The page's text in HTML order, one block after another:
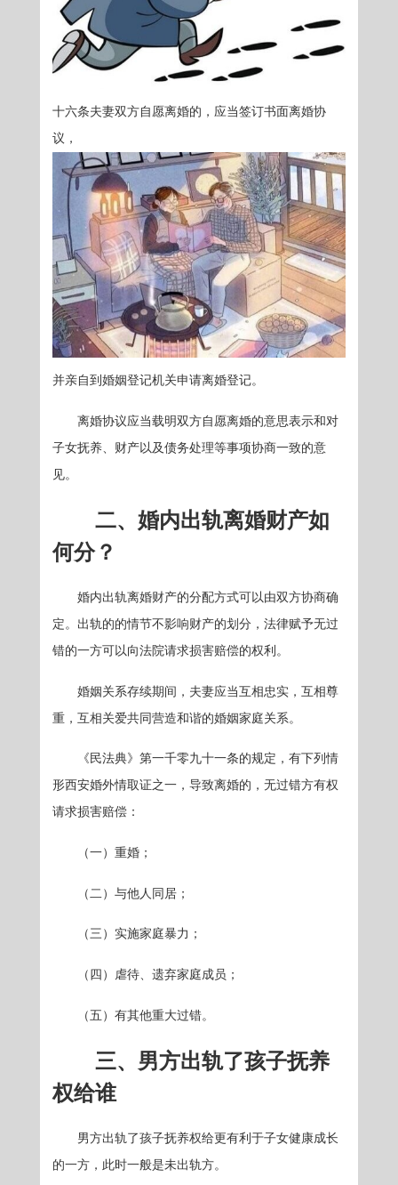
十六条夫妻双方自愿离婚的，应当签订书面离婚协
议，
并亲自到婚姻登记机关申请离婚登记。
离婚协议应当载明双方自愿离婚的意思表示和对
子女抚养、财产以及债务处理等事项协商一致的意
见。
二、婚内出轨离婚财产如
何分？
婚内出轨离婚财产的分配方式可以由双方协商确
定。出轨的的情节不影响财产的划分，法律赋予无过
错的一方可以向法院请求损害赔偿的权利。
婚姻关系存续期间，夫妻应当互相忠实，互相尊
重，互相关爱共同营造和谐的婚姻家庭关系。
《民法典》第一千零九十一条的规定，有下列情
形西安婚外情取证之一，导致离婚的，无过错方有权
请求损害赔偿：
（一）重婚；
（二）与他人同居；
（三）实施家庭暴力；
（四）虐待、遗弃家庭成员；
（五）有其他重大过错。
三、男方出轨了孩子抚养
权给谁
男方出轨了孩子抚养权给更有利于子女健康成长
的一方，此时一般是未出轨方。